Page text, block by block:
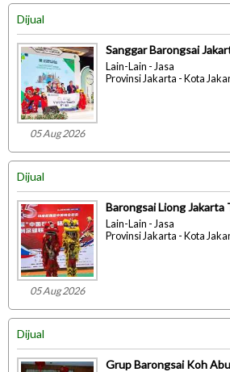
Dijual
05 Aug 2026
Sanggar Barongsai
Lain-Lain - Jasa
Provinsi Jakarta - Kota
Dijual
05 Aug 2026
Barongsai Liong Jakarta
Lain-Lain - Jasa
Provinsi Jakarta - Kota
Dijual
Grup Barongsai Koh